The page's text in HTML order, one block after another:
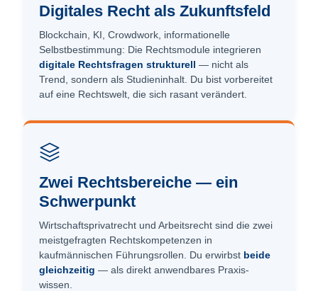
Digitales Recht als Zukunftsfeld
Blockchain, KI, Crowdwork, informationelle
Selbstbestimmung: Die Rechtsmodule integrieren
digitale Rechtsfragen strukturell — nicht als
Trend, sondern als Studieninhalt. Du bist vorbereitet
auf eine Rechtswelt, die sich rasant verändert.
Zwei Rechtsbereiche — ein
Schwerpunkt
Wirtschaftsprivatrecht und Arbeitsrecht sind die zwei
meistgefragten Rechts­kompetenzen in
kaufmännischen Führungsrollen. Du erwirbst beide
gleichzeitig — als direkt anwendbares Praxis­
wissen.